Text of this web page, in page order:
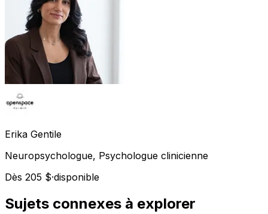
Erika Gentile
Neuropsychologue, Psychologue clinicienne
Dès 205 $·disponible
Sujets connexes à explorer